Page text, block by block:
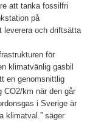
att tanka fossilfri
på
leverera och driftsätta
för
klimatvänlig gasbil
en genomsnittlig
CO2/km när den går
i Sverige är
klimatval.” säger